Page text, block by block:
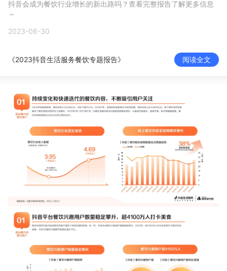
增长产品指南
智库
品牌消费观 行业报告
新零售资讯
培训课程
私域课程 新零售内参
增长俱乐部 有赞商盟
商家社区
合作共进
抖音会成为餐饮行业增长的新出路吗？查看完整报告了解更多信息
～
2023-06-30
《2023抖音生活服务餐饮专题报告》 阅读全文